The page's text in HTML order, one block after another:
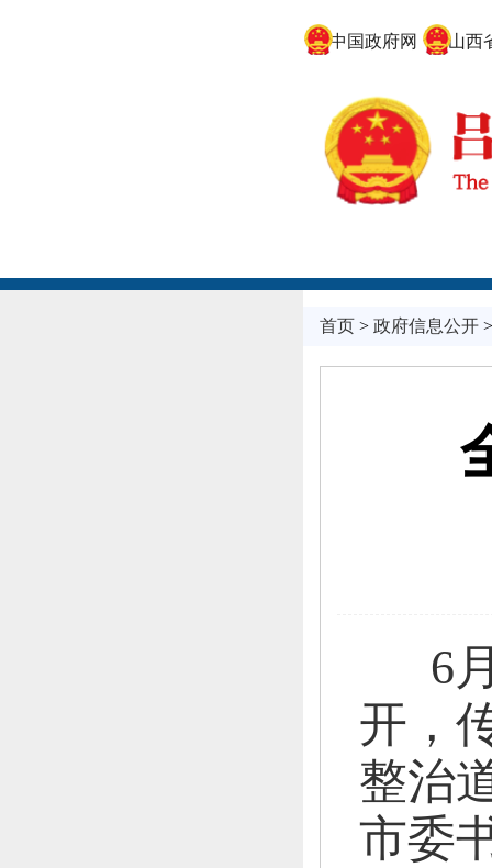
中国政府网 山西省
首页> 政府信息公开
6
开，
整治
市委